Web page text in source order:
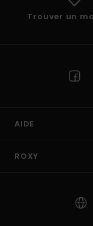
Trouver un
AIDE
ROXY